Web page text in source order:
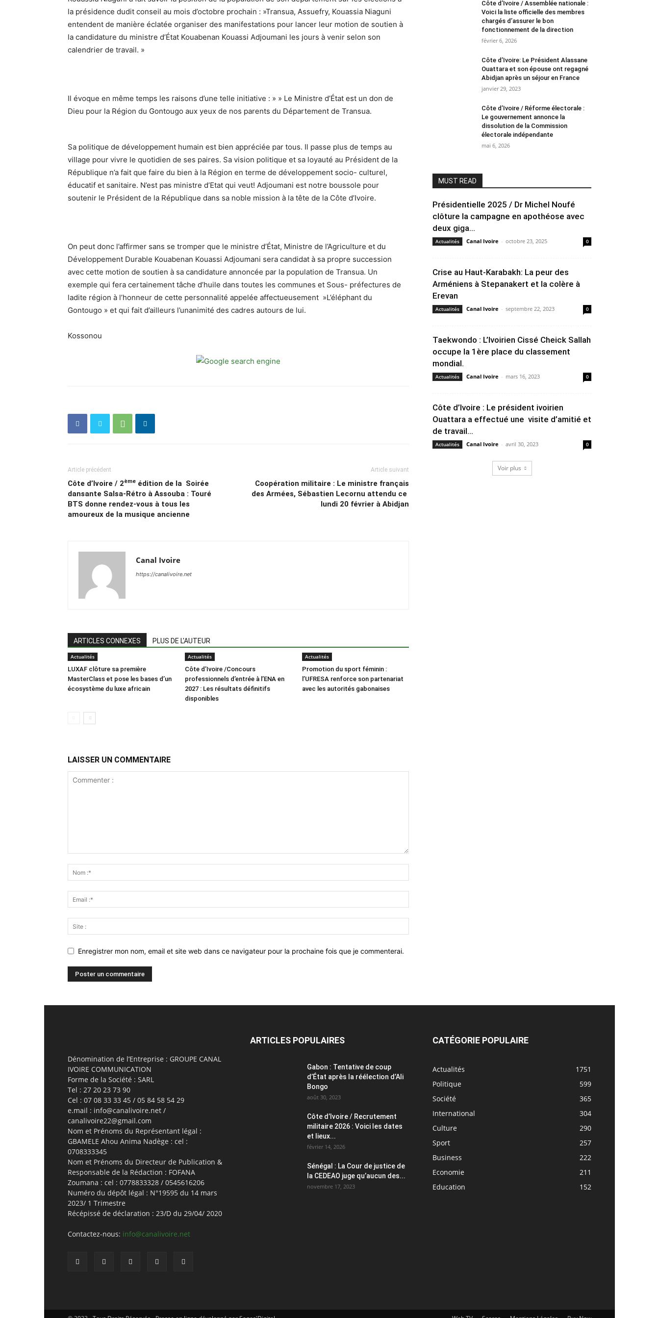
la présidence dudit conseil au mois d’octobre prochain : »Transua, Assuefry, Kouassia Niaguni
entendent de manière éclatée organiser des manifestations pour lancer leur motion de soutien à
la candidature du ministre d’État Kouabenan Kouassi Adjoumani les jours à venir selon son
calendrier de travail. »
Il évoque en même temps les raisons d’une telle initiative : » » Le Ministre d’État est un don de
Dieu pour la Région du Gontougo aux yeux de nos parents du Département de Transua.
Sa politique de développement humain est bien appréciée par tous. Il passe plus de temps au
village pour vivre le quotidien de ses paires. Sa vision politique et sa loyauté au Président de la
République n’a fait que faire du bien à la Région en terme de développement socio- culturel,
éducatif et sanitaire. N’est pas ministre d’Etat qui veut! Adjoumani est notre boussole pour
soutenir le Président de la République dans sa noble mission à la tête de la Côte d’Ivoire.
On peut donc l’affirmer sans se tromper que le ministre d’État, Ministre de l’Agriculture et du
Développement Durable Kouabenan Kouassi Adjoumani sera candidat à sa propre succession
avec cette motion de soutien à sa candidature annoncée par la population de Transua. Un
exemple qui fera certainement tâche d’huile dans toutes les communes et Sous- préfectures de
ladite région à l’honneur de cette personnalité appelée affectueusement »L’éléphant du
Gontougo » et qui fait d’ailleurs l’unanimité des cadres autours de lui.
Kossonou
Article précédent
Côte d’Ivoire / 2ème édition de la Soirée
dansante Salsa-Rétro à Assouba : Touré
BTS donne rendez-vous à tous les
amoureux de la musique ancienne
Article suivant
Coopération militaire : Le ministre français
des Armées, Sébastien Lecornu attendu ce
lundi 20 février à Abidjan
Canal Ivoire
https://canalivoire.net
ARTICLES CONNEXES PLUS DE L'AUTEUR
Actualités
LUXAF clôture sa première
MasterClass et pose les bases d’un
écosystème du luxe africain
Actualités
Côte d’Ivoire /Concours
professionnels d’entrée à l’ENA en
2027 : Les résultats définitifs
disponibles
Actualités
Promotion du sport féminin :
l’UFRESA renforce son partenariat
avec les autorités gabonaises
LAISSER UN COMMENTAIRE
Enregistrer mon nom, email et site web dans ce navigateur pour la prochaine fois que je commenterai.
Côte d’Ivoire / Assemblée nationale :
Voici la liste officielle des membres
chargés d’assurer le bon
fonctionnement de la direction
février 6, 2026
Côte d’Ivoire: Le Président Alassane
Ouattara et son épouse ont regagné
Abidjan après un séjour en France
janvier 29, 2023
Côte d’Ivoire / Réforme électorale :
Le gouvernement annonce la
dissolution de la Commission
électorale indépendante
mai 6, 2026
MUST READ
Présidentielle 2025 / Dr Michel Noufé
clôture la campagne en apothéose avec
deux giga...
Actualités Canal Ivoire - octobre 23, 2025 0
Crise au Haut-Karabakh: La peur des
Arméniens à Stepanakert et la colère à
Erevan
Actualités Canal Ivoire - septembre 22, 2023 0
Taekwondo : L’Ivoirien Cissé Cheick Sallah
occupe la 1ère place du classement
mondial.
Actualités Canal Ivoire - mars 16, 2023 0
Côte d’Ivoire : Le président ivoirien
Ouattara a effectué une visite d’amitié et
de travail...
Actualités Canal Ivoire - avril 30, 2023 0
Voir plus
Dénomination de l’Entreprise : GROUPE CANAL
IVOIRE COMMUNICATION
Forme de la Société : SARL
Tel : 27 20 23 73 90
Cel : 07 08 33 33 45 / 05 84 58 54 29
e.mail : info@canalivoire.net /
canalivoire22@gmail.com
Nom et Prénoms du Représentant légal :
GBAMELE Ahou Anima Nadège : cel :
0708333345
Nom et Prénoms du Directeur de Publication &
Responsable de la Rédaction : FOFANA
Zoumana : cel : 0778833328 / 0545616206
Numéro du dépôt légal : N°19595 du 14 mars
2023/ 1 Trimestre
Récépissé de déclaration : 23/D du 29/04/ 2020
Contactez-nous: info@canalivoire.net
ARTICLES POPULAIRES
Gabon : Tentative de coup
d’État après la réélection d’Ali
Bongo
août 30, 2023
Côte d’Ivoire / Recrutement
militaire 2026 : Voici les dates
et lieux...
février 14, 2026
Sénégal : La Cour de justice de
la CEDEAO juge qu’aucun des...
novembre 17, 2023
CATÉGORIE POPULAIRE
Actualités
1751
Politique
599
Société
365
International
304
Culture
290
Sport
257
Business
222
Economie
211
Education
152